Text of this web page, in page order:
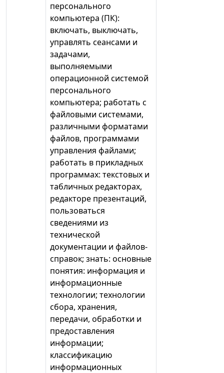
персонального
компьютера (ПК):
включать, выключать,
управлять сеансами и
задачами,
выполняемыми
операционной системой
персонального
компьютера; работать с
файловыми системами,
различными форматами
файлов, программами
управления файлами;
работать в прикладных
программах: текстовых и
табличных редакторах,
редакторе презентаций,
пользоваться
сведениями из
технической
документации и файлов-
справок; знать: основные
понятия: информация и
информационные
технологии; технологии
сбора, хранения,
передачи, обработки и
предоставления
информации;
классификацию
информационных